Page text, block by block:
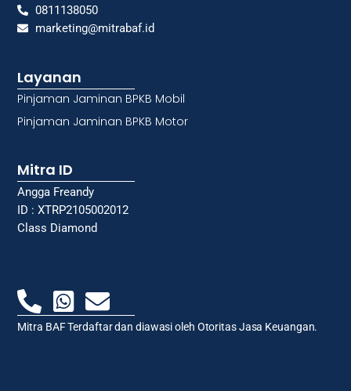
0811138050
marketing@mitrabaf.id
Layanan
Pinjaman Jaminan BPKB Mobil
Pinjaman Jaminan BPKB Motor
Mitra ID
Angga Freandy
ID : XTRP2105002012
Class Diamond
Mitra BAF Terdaftar dan diawasi oleh Otoritas Jasa Keuangan.